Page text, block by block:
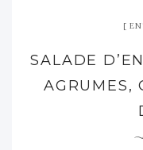
SALADE
AGRUMES,